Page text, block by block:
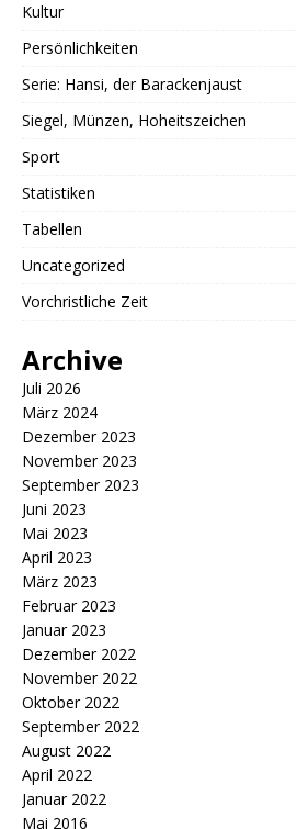
Kultur
Persönlichkeiten
Serie: Hansi, der Barackenjaust
Siegel, Münzen, Hoheitszeichen
Sport
Statistiken
Tabellen
Uncategorized
Vorchristliche Zeit
Archive
Juli 2026
März 2024
Dezember 2023
November 2023
September 2023
Juni 2023
Mai 2023
April 2023
März 2023
Februar 2023
Januar 2023
Dezember 2022
November 2022
Oktober 2022
September 2022
August 2022
April 2022
Januar 2022
Mai 2016